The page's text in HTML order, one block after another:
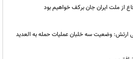
از ملت ایران جان برکف خواهیم بود
ارتش: وضعیت سه خلبان عملیات حمله به العدید